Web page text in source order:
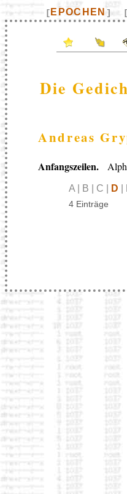
[ EPOCHEN ] [
Die
Andreas
Anfangszeilen.
A | B | C | D
4 Einträge